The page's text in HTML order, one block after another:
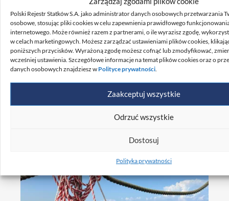
Polski Rejestr Statków S.A. jako administrator danych osobowych przetwarzania
osobowe, stosując pliki cookies w celu zapewnienia prawidłowego
internetowego. Może również razem z partnerami, o ile wyrazisz zgodę,
w celach marketingowych. Możesz zarządzać ustawieniami plików cookies,
poniższych przycisków. Wyrażoną zgodę możesz cofnąć lub zmodyfikować,
wcześniej ustawienia. Szczegółowe informacje na temat plików cookies oraz o
danych osobowych znajdziesz w Polityce prywatności
Zaakceptuj wszystkie
Odrzuć wszystkie
Dostosuj
Polityka prywatności
Najważniejsze postanowienia 13. sesji
Podkomitetu ds. bezpieczeństwa żeglugi,
ratownictwa (IMO NCSR)